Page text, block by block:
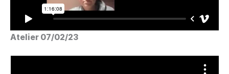
Atelier 07/02/23